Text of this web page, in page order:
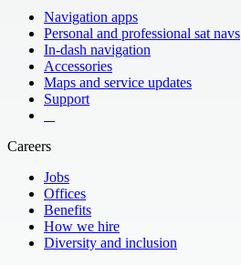
Navigation apps
Personal and professional sat navs
In-dash navigation
Accessories
Maps and service updates
Support
Careers
Jobs
Offices
Benefits
How we hire
Diversity and inclusion